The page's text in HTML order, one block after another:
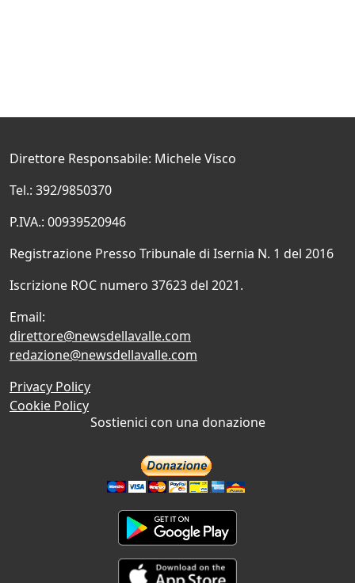
Direttore Responsabile: Michele Visco
Tel.: 392/9850370
P.IVA.: 00939520946
Registrazione Presso Tribunale di Isernia N. 1 del 2016
Iscrizione ROC numero 37623 del 2021.
Email:
direttore@newsdellavalle.com
redazione@newsdellavalle.com
Privacy Policy
Cookie Policy
Sostienici con una donazione